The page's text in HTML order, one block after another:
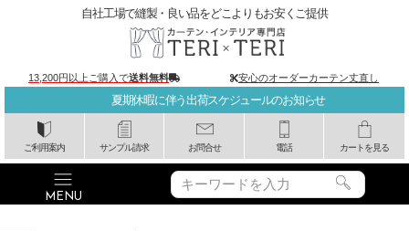
夏期休暇に伴う出荷スケジュールのお知らせ
ご利用案内 サンプル請求 お問合せ 電話 カートを見る
自社工場で縫製・良い品をどこよりもお安くご提供
13,200円以上ご購入で送料無料 安心のオーダーカーテン丈直し